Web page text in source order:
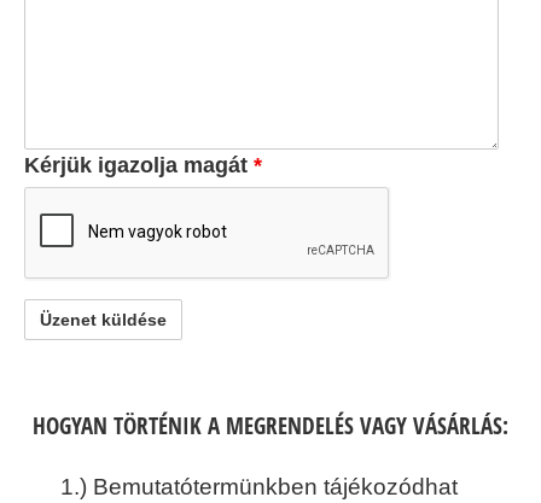
Kérjük igazolja magát *
HOGYAN TÖRTÉNIK A MEGRENDELÉS VAGY VÁSÁRLÁS:
1.) Bemutatótermünkben tájékozódhat